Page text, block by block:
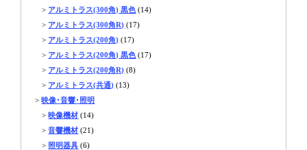
> アルミトラス(300角) 黒色 (14)
> アルミトラス(300角R) (17)
> アルミトラス(200角) (17)
> アルミトラス(200角) 黒色 (17)
> アルミトラス(200角R) (8)
> アルミトラス(共通) (13)
>映像･音響･照明
>映像機材 (14)
>音響機材 (21)
> 照明器具 (6)